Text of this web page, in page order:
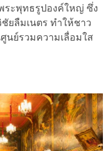
ระพุทธรูปองค์ใหญ่ ซึ่ง
ยลืมเนตร ทำให้ชาว
นย์รวมความเลื่อมใส